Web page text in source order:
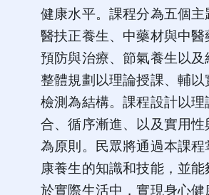
健康水平。課程分為五個主
醫扶正養生、中藥材與中醫
預防與治療、節氣養生以及
整體規劃以理論授課、輔以
檢測為結構。課程設計以理
合、循序漸進、以及實用性
為原則。民眾將通過本課程
康養生的知識和技能，並能
於實際生活中，實現身心健